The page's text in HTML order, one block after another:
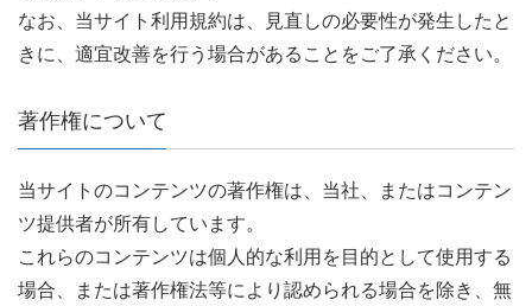
なお、当サイト利用規約は、見直しの必要性が発生したと
きに、適宜改善を行う場合があることをご了承ください。
著作権について
当サイトのコンテンツの著作権は、当社、またはコンテン
ツ提供者が所有しています。
これらのコンテンツは個人的な利用を目的として使用する
場合、または著作権法等により認められる場合を除き、無